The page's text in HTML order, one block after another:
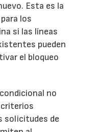
Esta es la
los
si las líneas
pueden
el bloqueo
no
solicitudes de